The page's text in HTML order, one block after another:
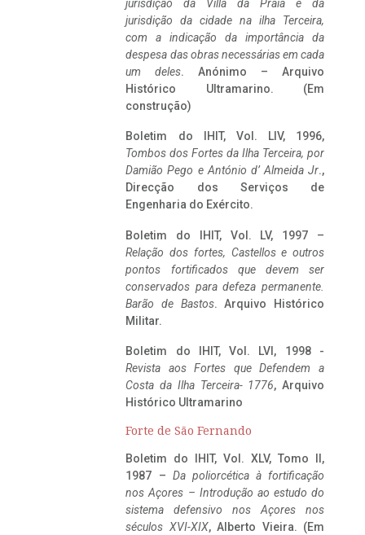
jurisdição da Villa da Praia e da
jurisdição da cidade na ilha Terceira,
com a indicação da importância da
despesa das obras necessárias em cada
um deles. Anónimo – Arquivo
Histórico Ultramarino. (Em
construção)
Boletim do IHIT, Vol. LIV, 1996,
Tombos dos Fortes da Ilha Terceira, por
Damião Pego e António d’ Almeida Jr.,
Direcção dos Serviços de
Engenharia do Exército.
Boletim do IHIT, Vol. LV, 1997 –
Relação dos fortes, Castellos e outros
pontos fortificados que devem ser
conservados para defeza permanente.
Barão de Bastos. Arquivo Histórico
Militar.
Boletim do IHIT, Vol. LVI, 1998 -
Revista aos Fortes que Defendem a
Costa da Ilha Terceira- 1776, Arquivo
Histórico Ultramarino
Forte de São Fernando
Boletim do IHIT, Vol. XLV, Tomo II,
1987 – Da poliorcética à fortificação
nos Açores – Introdução ao estudo do
sistema defensivo nos Açores nos
séculos XVI-XIX, Alberto Vieira. (Em